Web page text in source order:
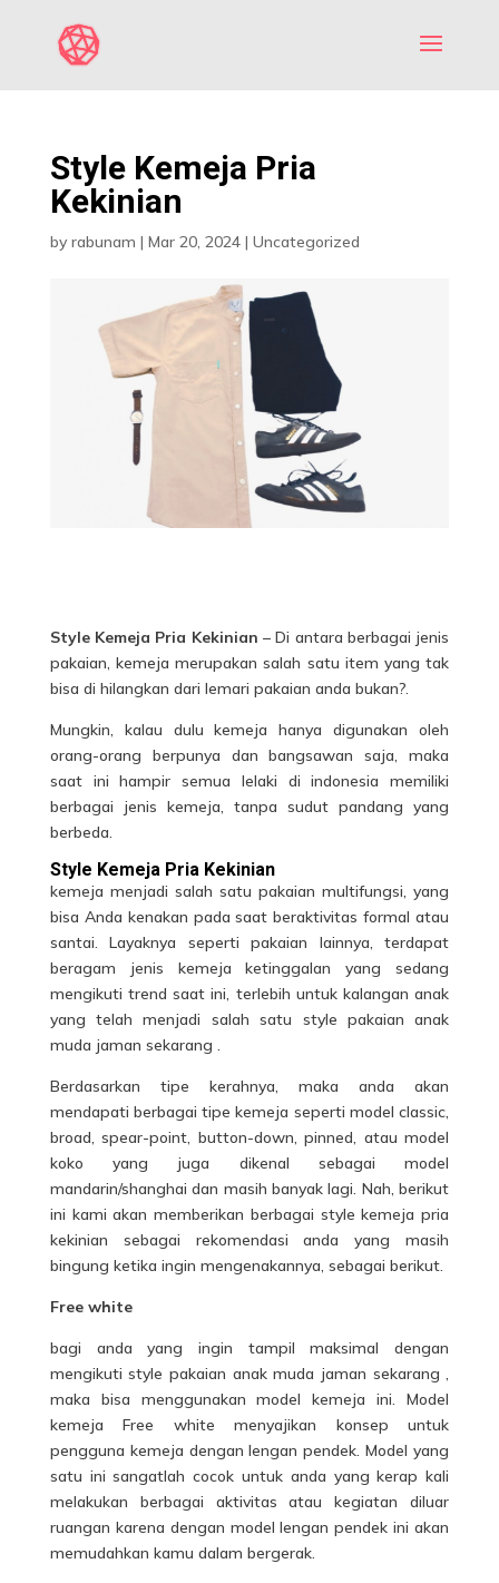
Style Kemeja Pria
Kekinian
by rabunam | Mar 20, 2024| Uncategorized
Style Kemeja Pria Kekinian – Di antara berbagai jenis
pakaian, kemeja merupakan salah satu item yang tak
bisa di hilangkan dari lemari pakaian anda bukan?.
Mungkin, kalau dulu kemeja hanya digunakan oleh
orang-orang berpunya dan bangsawan saja, maka
saat ini hampir semua lelaki di indonesia memiliki
berbagai jenis kemeja, tanpa sudut pandang yang
berbeda.
Style Kemeja Pria Kekinian
kemeja menjadi salah satu pakaian multifungsi, yang
bisa Anda kenakan pada saat beraktivitas formal atau
santai. Layaknya seperti pakaian lainnya, terdapat
beragam jenis kemeja ketinggalan yang sedang
mengikuti trend saat ini, terlebih untuk kalangan anak
yang telah menjadi salah satu style pakaian anak
muda jaman sekarang .
Berdasarkan tipe kerahnya, maka anda akan
mendapati berbagai tipe kemeja seperti model classic,
broad, spear-point, button-down, pinned, atau model
koko yang juga dikenal sebagai model
mandarin/shanghai dan masih banyak lagi. Nah, berikut
ini kami akan memberikan berbagai style kemeja pria
kekinian sebagai rekomendasi anda yang masih
bingung ketika ingin mengenakannya, sebagai berikut.
Free white
bagi anda yang ingin tampil maksimal dengan
mengikuti stylepakaian anak muda jaman sekarang ,
maka bisa menggunakan model kemeja ini. Model
kemeja Free white menyajikan konsep untuk
pengguna kemeja dengan lengan pendek. Model yang
satu ini sangatlah cocok untuk anda yang kerap kali
melakukan berbagai aktivitas atau kegiatan diluar
ruangan karena dengan model lengan pendek ini akan
memudahkan kamu dalam bergerak.